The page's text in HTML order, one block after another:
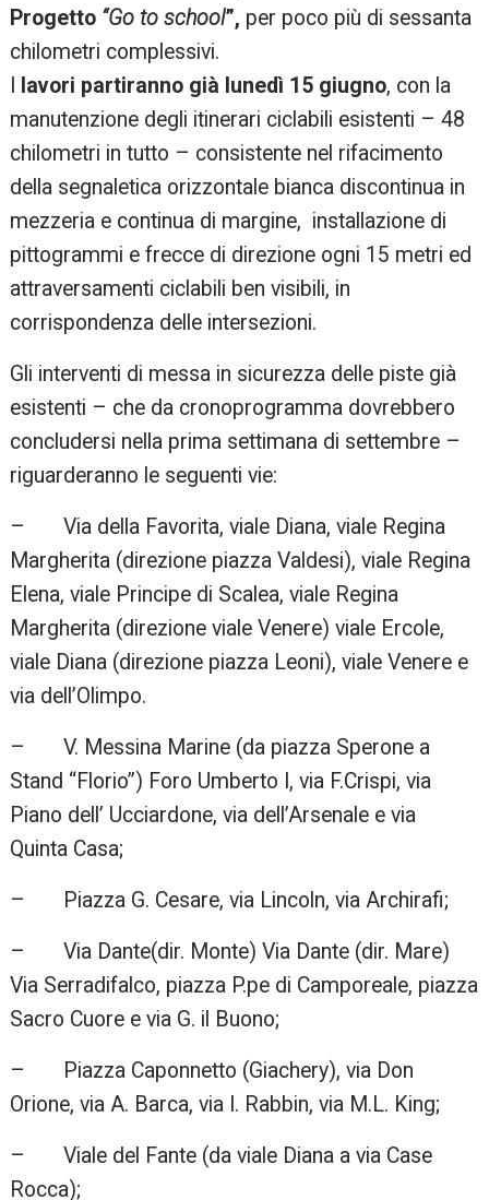
Progetto “Go to school”, per poco più di sessanta
chilometri complessivi.
lavori partiranno già lunedì 15 giugno, con la
manutenzione degli itinerari ciclabili esistenti – 48
chilometri in tutto – consistente nel rifacimento
della segnaletica orizzontale bianca discontinua in
mezzeria e continua di margine, installazione di
pittogrammi e frecce di direzione ogni 15 metri ed
attraversamenti ciclabili ben visibili, in
corrispondenza delle intersezioni.
Gli interventi di messa in sicurezza delle piste già
esistenti – che da cronoprogramma dovrebbero
concludersi nella prima settimana di settembre –
riguarderanno le seguenti vie:
– Via della Favorita, viale Diana, viale Regina
Margherita (direzione piazza Valdesi), viale Regina
Elena, viale Principe di Scalea, viale Regina
Margherita (direzione viale Venere) viale Ercole,
viale Diana (direzione piazza Leoni), viale Venere e
via dell’Olimpo.
– V. Messina Marine (da piazza Sperone a
Stand “Florio”) Foro Umberto I, via F.Crispi, via
Piano dell’ Ucciardone, via dell’Arsenale e via
Quinta Casa;
– Piazza G. Cesare, via Lincoln, via Archirafi;
– Via Dante(dir. Monte) Via Dante (dir. Mare)
Via Serradifalco, piazza P.pe di Camporeale, piazza
Sacro Cuore e via G. il Buono;
– Piazza Caponnetto (Giachery), via Don
Orione, via A. Barca, via I. Rabbin, via M.L. King;
– Viale del Fante (da viale Diana a via Case
Rocca);